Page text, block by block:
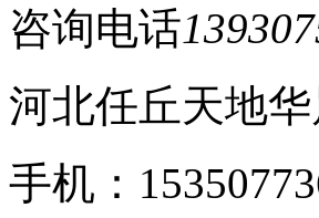
咨询电话
河北任丘天地
手机：